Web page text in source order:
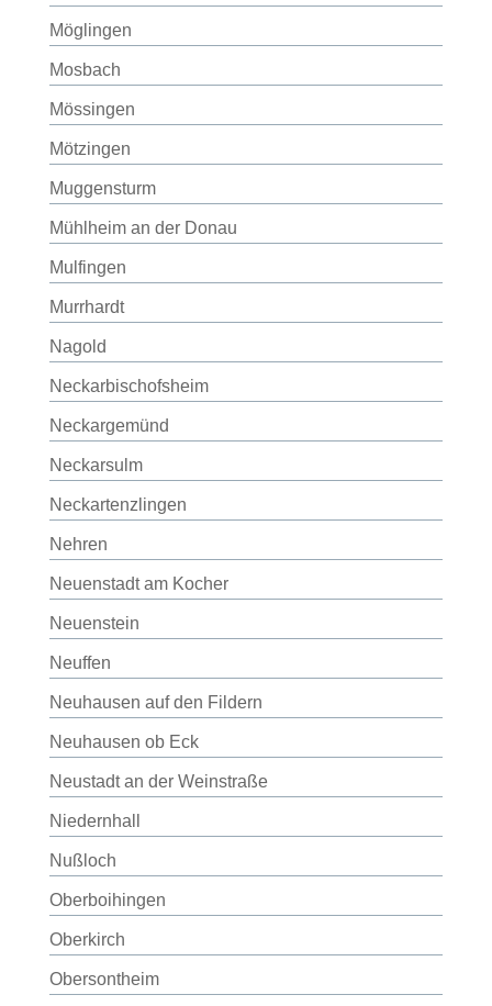
Möglingen
Mosbach
Mössingen
Mötzingen
Muggensturm
Mühlheim an der Donau
Mulfingen
Murrhardt
Nagold
Neckarbischofsheim
Neckargemünd
Neckarsulm
Neckartenzlingen
Nehren
Neuenstadt am Kocher
Neuenstein
Neuffen
Neuhausen auf den Fildern
Neuhausen ob Eck
Neustadt an der Weinstraße
Niedernhall
Nußloch
Oberboihingen
Oberkirch
Obersontheim